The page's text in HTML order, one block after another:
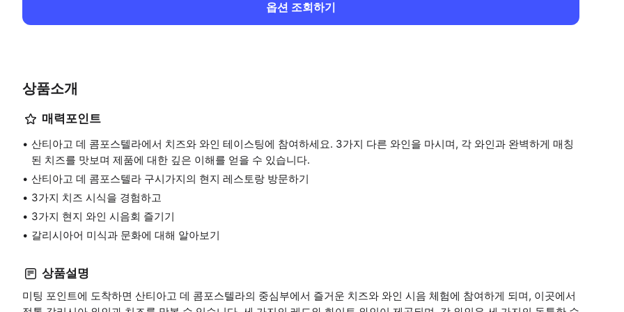
옵션 조회하기
상품소개
매력포인트
산티아고 데 콤포스텔라에서 치즈와 와인 테이스팅에 참여하세요. 3가지 다른 와인을 마시며, 각 와인과 완벽하게 매칭
된 치즈를 맛보며 제품에 대한 깊은 이해를 얻을 수 있습니다.
산티아고 데 콤포스텔라 구시가지의 현지 레스토랑 방문하기
3가지 치즈 시식을 경험하고
3가지 현지 와인 시음회 즐기기
갈리시아어 미식과 문화에 대해 알아보기
상품설명
미팅 포인트에 도착하면 산티아고 데 콤포스텔라의 중심부에서 즐거운 치즈와 와인 시음 체험에 참여하게 되며, 이곳에서